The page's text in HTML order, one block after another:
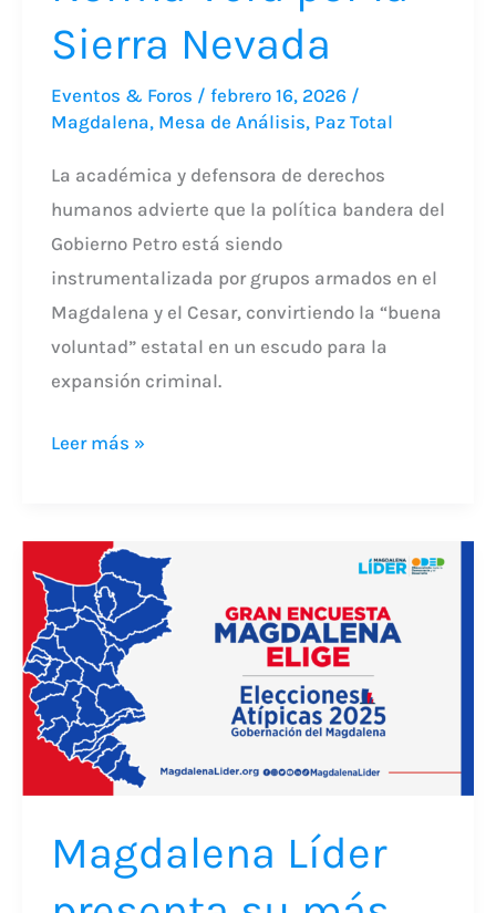
Sierra Nevada
Eventos & Foros / febrero 16, 2026 /
Magdalena, Mesa de Análisis, Paz Total
La académica y defensora de derechos
humanos advierte que la política bandera del
Gobierno Petro está siendo
instrumentalizada por grupos armados en el
Magdalena y el Cesar, convirtiendo la “buena
voluntad” estatal en un escudo para la
expansión criminal.
Sierra
Leer más »
Magdalena Líder
Magdalena
Líder
presenta
su
más
reciente
encuesta
en
marco
de